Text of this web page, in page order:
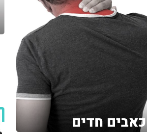
כאבים חדים